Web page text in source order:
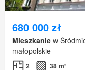
680 000 zł
Mieszkanie w
małopolskie
2 38 m²